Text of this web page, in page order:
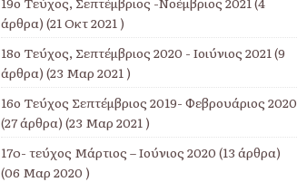
άρθρα) (21 Οκτ 2021 )
18ο Τεύχος, Σεπτέμβριος 2020 - Ιοιύνιος 2021 (9
άρθρα) (23 Μαρ 2021 )
16ο Τεύχος Σεπτέμβριος 2019- Φεβρουάριος 2020
(27 άρθρα) (23 Μαρ 2021 )
17o- τεύχος Μάρτιος – Ιούνιος 2020 (13 άρθρα)
(06 Μαρ 2020 )